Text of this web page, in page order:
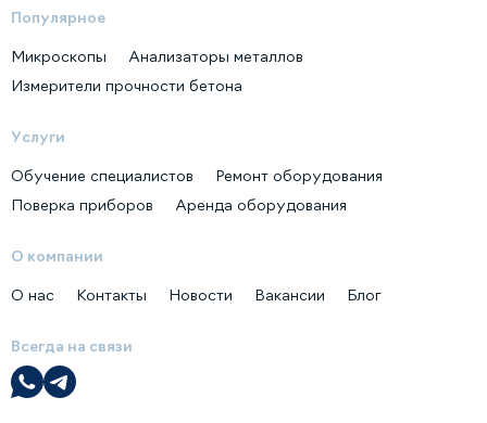
Популярное
Микроскопы
Анализаторы металлов
Измерители прочности бетона
Услуги
Обучение специалистов
Ремонт оборудования
Поверка приборов
Аренда оборудования
О компании
О нас Контакты Новости Вакансии Блог
Всегда на связи